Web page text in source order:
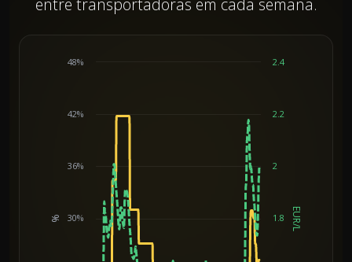
% EUR/L
30%
36%
42%
48%
1.8
2
2.2
2.4